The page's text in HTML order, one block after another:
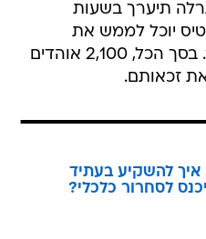
תיערך בשעות
יוכל לממש את
זכאותו עד יום שישי בבוקר. בסך הכל, 2,100 אוהדים
את זכאותם.
איך להשקיע בעתיד
לסחרור כלכלי?